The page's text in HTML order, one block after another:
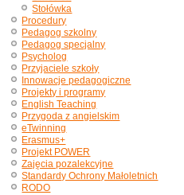
Stołówka
Procedury
Pedagog szkolny
Pedagog specjalny
Psycholog
Przyjaciele szkoły
Innowacje pedagogiczne
Projekty i programy
English Teaching
Przygoda z angielskim
eTwinning
Erasmus+
Projekt POWER
Zajęcia pozalekcyjne
Standardy Ochrony Małoletnich
RODO